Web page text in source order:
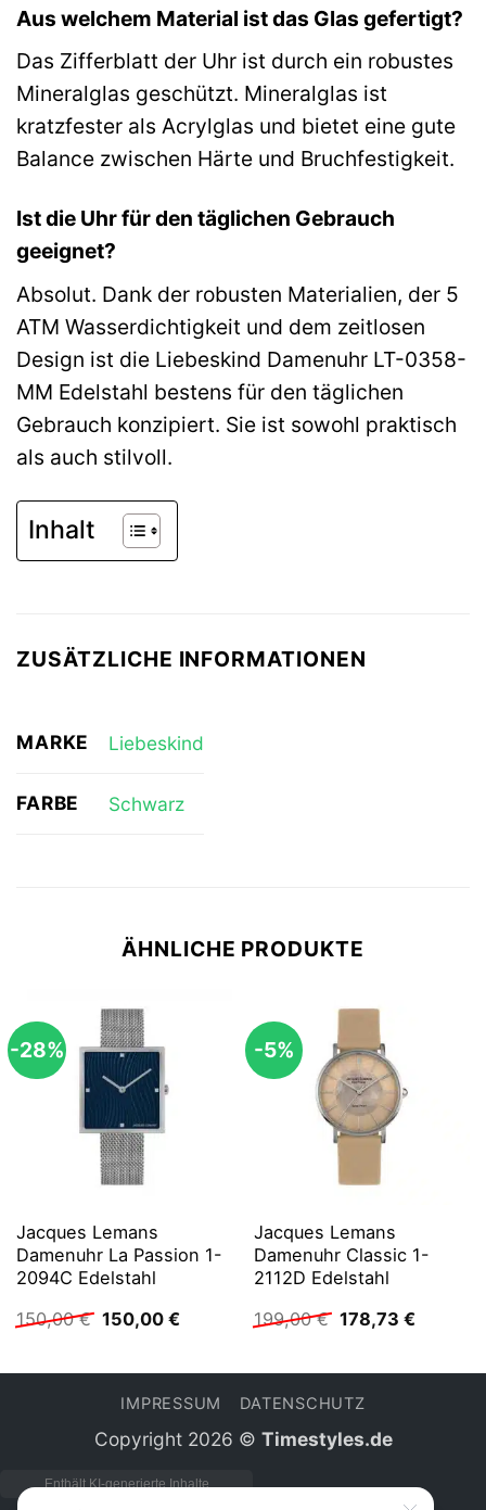
Aus welchem Material ist das Glas gefertigt?
Das Zifferblatt der Uhr ist durch ein robustes
Mineralglas geschützt. Mineralglas ist
kratzfester als Acrylglas und bietet eine gute
Balance zwischen Härte und Bruchfestigkeit.
Ist die Uhr für den täglichen Gebrauch
geeignet?
Absolut. Dank der robusten Materialien, der 5
ATM Wasserdichtigkeit und dem zeitlosen
Design ist die Liebeskind Damenuhr LT-0358-
MM Edelstahl bestens für den täglichen
Gebrauch konzipiert. Sie ist sowohl praktisch
als auch stilvoll.
Inhalt
ZUSÄTZLICHE INFORMATIONEN
MARKE Liebeskind
FARBE Schwarz
ÄHNLICHE PRODUKTE
-28%
Jacques Lemans
Damenuhr La Passion 1-
2094C Edelstahl
150,00€ Ursprünglicher
Preis
150,00 €
150,00 €Aktueller
150,00 €.
-5%
Jacques Lemans
Damenuhr Classic 1-
2112D Edelstahl
199,00€ Ursprünglicher
Preis
199,00 €
178,73 €
178,73
IMPRESSUM DATENSCHUTZ
Copyright 2026 © Timestyles.de